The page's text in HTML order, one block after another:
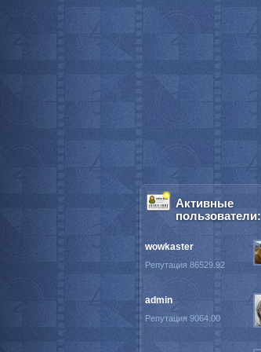
Активные
пользователи:
wowkaster
Репутация 86529.92
admin
Репутация 9064.00